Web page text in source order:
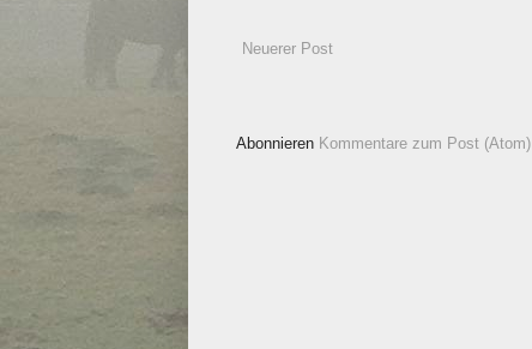
Neuerer Post
Abonnieren Kommentare zum Post (Atom)